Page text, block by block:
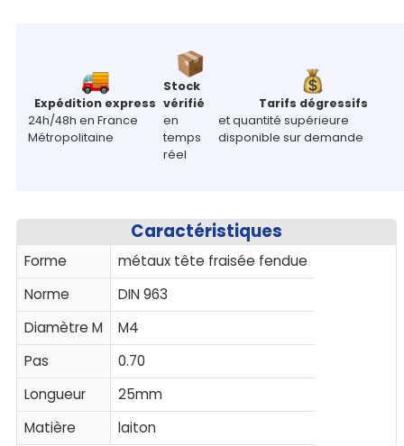
Expédition express
24h/48h en France
Métropolitaine
Stock
vérifié
en
temps
réel
Tarifs dégressifs
et quantité supérieure
disponible sur demande
Caractéristiques
Forme
métaux tête fraisée fendue
Norme
DIN 963
Diamètre M
M4
Pas
0.70
Longueur
25mm
Matière
laiton